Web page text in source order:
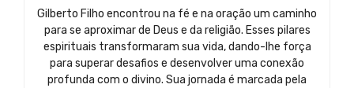
Gilberto Filho encontrou na fé e na oração um caminho
para se aproximar de Deus e da religião. Esses pilares
espirituais transformaram sua vida, dando-lhe força
para superar desafios e desenvolver uma conexão
profunda com o divino. Sua jornada é marcada pela